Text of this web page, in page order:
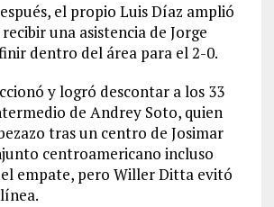
el propio Luis Díaz amplió
una asistencia de Jorge
dentro del área para el 2-0.
y logró descontar a los 33
de Andrey Soto, quien
tras un centro de Josimar
centroamericano incluso
empate, pero Willer Ditta evitó